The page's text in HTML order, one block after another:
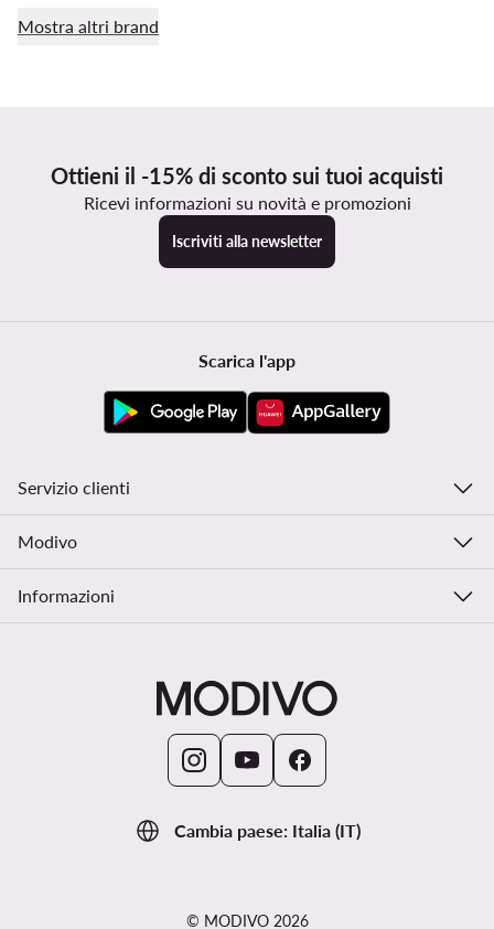
Mostra altri brand
Ottieni il -15% di sconto sui tuoi acquisti
Ricevi informazioni su novità e promozioni
Iscriviti alla newsletter
Cambia paese: Italia (IT)
Scarica l'app
Servizio clienti
Modivo
Informazioni
© MODIVO 2026